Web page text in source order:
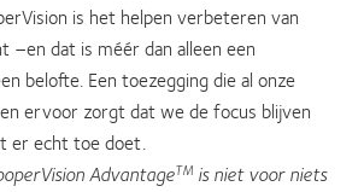
is het helpen verbeteren van
–en dat is méér dan alleen een
belofte. Een toezegging die al onze
ervoor zorgt dat we de focus blijven
er echt toe doet.
AdvantageTM is niet voor niets